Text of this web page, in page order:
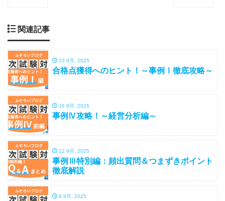
関連記事
23 9月, 2025
合格点獲得へのヒント！～事例Ⅰ徹底攻略～
16 9月, 2025
事例Ⅳ攻略！～経営分析編～
12 9月, 2025
事例Ⅲ特別編：頻出質問＆つまずきポイント
徹底解説
9 9月, 2025